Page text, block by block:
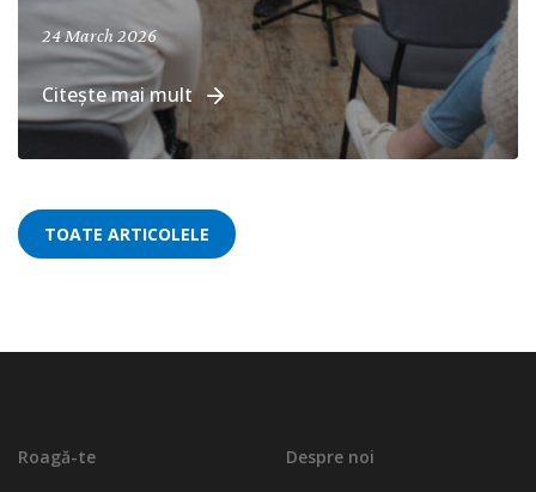
24 March 2026March 24, 2026
Citește mai mult
TOATE ARTICOLELE
Roagă-te Despre noi